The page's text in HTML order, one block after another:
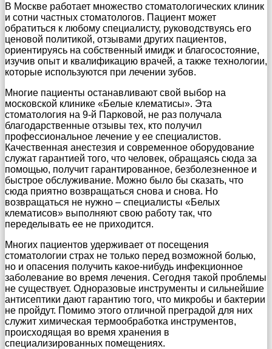
В Москве работает множество стоматологических клиник
и сотни частных стоматологов. Пациент может
обратиться к любому специалисту, руководствуясь его
ценовой политикой, отзывами других пациентов,
ориентируясь на собственный имидж и благосостояние,
изучив опыт и квалификацию врачей, а также технологии,
которые используются при лечении зубов.
Многие пациенты останавливают свой выбор на
московской клинике «Белые клематисы». Эта
стоматология на 9-й Парковой, не раз получала
благодарственные отзывы тех, кто получил
профессиональное лечение у ее специалистов.
Качественная анестезия и современное оборудование
служат гарантией того, что человек, обращаясь сюда за
помощью, получит гарантированное, безболезненное и
быстрое обслуживание. Можно было бы сказать, что
сюда приятно возвращаться снова и снова. Но
возвращаться не нужно – специалисты «Белых
клематисов» выполняют свою работу так, что
переделывать ее не приходится.
Многих пациентов удерживает от посещения
стоматологии страх не только перед возможной болью,
но и опасения получить какое-нибудь инфекционное
заболевание во время лечения. Сегодня такой проблемы
не существует. Одноразовые инструменты и сильнейшие
антисептики дают гарантию того, что микробы и бактерии
не пройдут. Помимо этого отличной преградой для них
служит химическая термообработка инструментов,
происходящая во время хранения в
специализированных помещениях.